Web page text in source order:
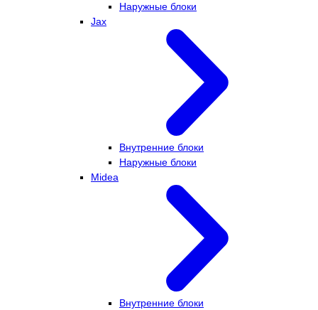
Наружные блоки
Jax
Внутренние блоки
Наружные блоки
Midea
Внутренние блоки